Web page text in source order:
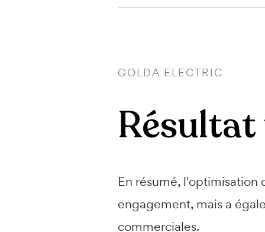
GOLDA ELECTRIC
En résumé, l'optimisation
engagement, mais a
commerciales.